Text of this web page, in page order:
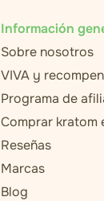
Información
Sobre nosotros
VIVA y
Programa de
Comprar kratom
Reseñas
Marcas
Blog